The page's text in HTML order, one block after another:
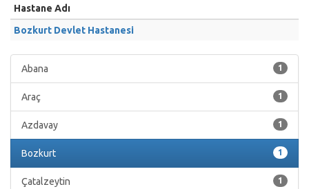
Hastane Adı
Bozkurt Devlet Hastanesi
1
Abana
1
Araç
1
Azdavay
1
Bozkurt
1
Çatalzeytin